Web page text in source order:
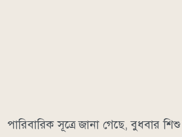
পারিবারিক সূত্রে জানা গেছে, বুধবার